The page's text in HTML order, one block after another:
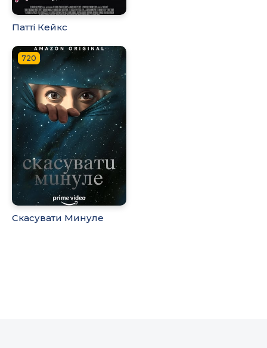
Патті Кейкс
720
Скасувати Минуле